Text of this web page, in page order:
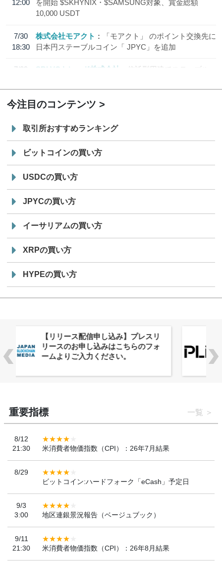
12:00
を開始 $SKHYNIX・$SAMSUNG対象、賞金総額
10,000 USDT
7/30
18:30
株式会社モアクト
「モアクト」 のポイント交換先に
日本円ステーブルコイン「 JPYC」を追加
7/29
SBI VCトレード株式会社
信託型円建てステーブル
今注目のコンテンツ
取引所おすすめランキング
ビットコインの買い方
USDCの買い方
JPYCの買い方
イーサリアムの買い方
XRPの買い方
HYPEの買い方
株式会社PlnX、アジア最大級のグロ
ーバルWeb3カンファレンス
「WebX2026」とのコラボレーショ
重要指標 一覧
8/12
21:30
米消費者物価指数（CPI）：26年7月結果
8/29
ビットコイン:ハードフォーク「eCash」予定日
9/3
3:00
地区連銀景況報告（ベージュブック）
9/11
21:30
米消費者物価指数（CPI）：26年8月結果